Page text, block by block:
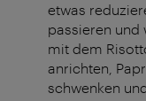
etwas
passieren und
mit dem
anrichten,
schwenken